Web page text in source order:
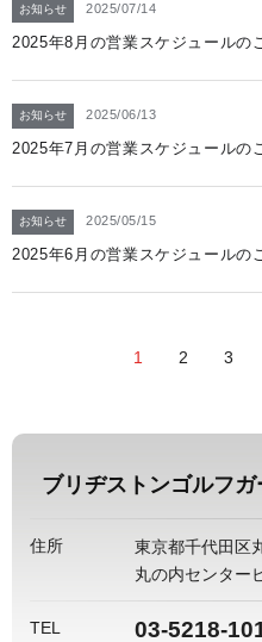
お知らせ 2025/07/14
2025年8月の営業スケジュールの
お知らせ 2025/06/13
2025年7月の営業スケジュールの
お知らせ 2025/05/15
2025年6月の営業スケジュールの
1 2 3
ブリヂストンゴルフ
住所
東京都千代田区
丸の内センター
TEL 03-5218-